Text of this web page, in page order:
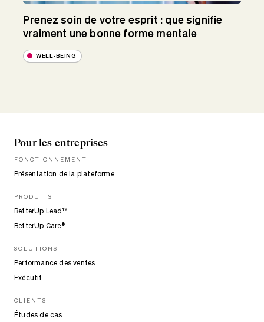
Prenez soin de votre esprit : que signifie
vraiment une bonne forme mentale
WELL-BEING
Pour les entreprises
FONCTIONNEMENT
Présentation de la plateforme
PRODUITS
BetterUp Lead™
BetterUp Care®
SOLUTIONS
Performance des ventes
Exécutif
CLIENTS
Études de cas